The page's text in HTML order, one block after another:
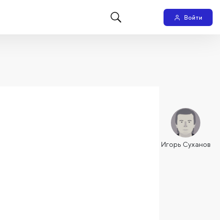
Войти
Игорь Суханов